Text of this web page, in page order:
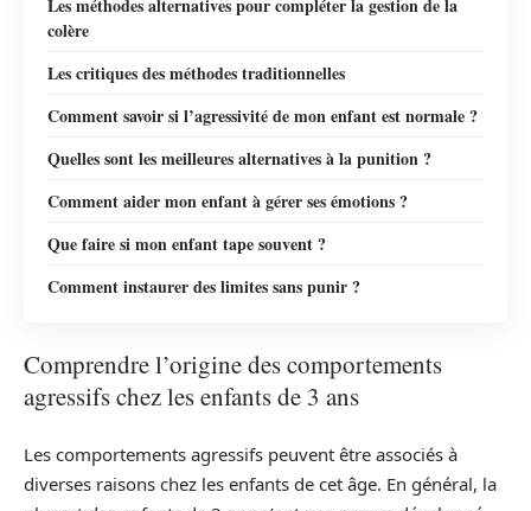
Les méthodes alternatives pour compléter la gestion de la
colère
Les critiques des méthodes traditionnelles
Comment savoir si l’agressivité de mon enfant est normale ?
Quelles sont les meilleures alternatives à la punition ?
Comment aider mon enfant à gérer ses émotions ?
Que faire si mon enfant tape souvent ?
Comment instaurer des limites sans punir ?
Comprendre l’origine des comportements
agressifs chez les enfants de 3 ans
Les comportements agressifs peuvent être associés à
diverses raisons chez les enfants de cet âge. En général, la